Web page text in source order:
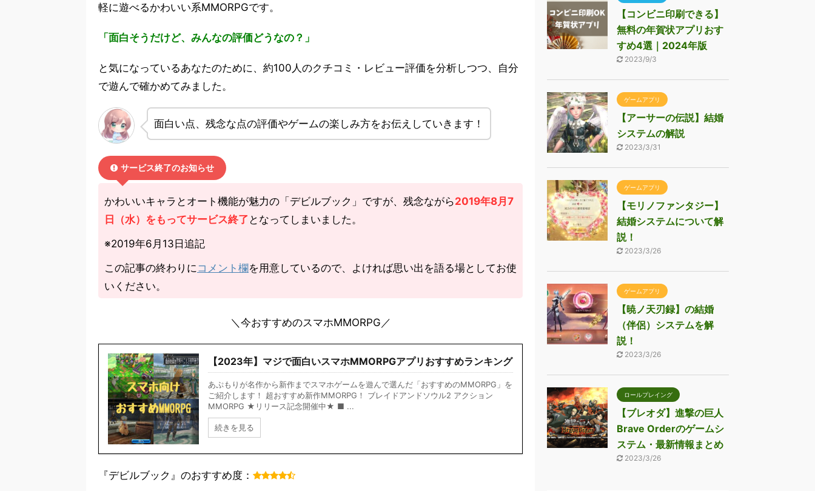
軽に遊べるかわいい系MMORPGです。
「面白そうだけど、みんなの評価どうなの？」
と気になっているあなたのために、約100人のクチコミ・レビュー評価を分析しつつ、自分
で遊んで確かめてみました。
面白い点、残念な点の評価やゲームの楽しみ方をお伝えしていきます！
サービス終了のお知らせ
かわいいキャラとオート機能が魅力の「デビルブック」ですが、残念ながら2019年8月7
日（水）をもってサービス終了 となってしまいました。
※2019年6月13日追記
この記事の終わりにコメント欄を用意しているので、よければ思い出を語る場としてお使
いください。
＼今おすすめのスマホMMORPG／
【2023年】マジで面白いスマホMMORPGアプリおすすめランキング
あぷもりが名作から新作までスマホゲームを遊んで選んだ「おすすめのMMORPG」を
ご紹介します！ 超おすすめ新作MMORPG！ ブレイドアンドソウル2 アクション
MMORPG ★リリース記念開催中★ ■ ...
続きを見る
『デビルブック』のおすすめ度：
【コンビニ印刷できる】
無料の年賀状アプリおす
すめ4選｜2024年版
2023/9/3
ゲームアプリ
【アーサーの伝説】結婚
システムの解説
2023/3/31
ゲームアプリ
【モリノファンタジー】
結婚システムについて解
説！
2023/3/26
ゲームアプリ
【暁ノ天刃録】の結婚
（伴侶）システムを解
説！
2023/3/26
ロールプレイング
【ブレオダ】進撃の巨人
Brave Orderのゲームシ
ステム・最新情報まとめ
2023/3/26